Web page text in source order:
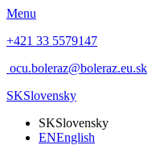
Menu
+421 33 5579147
ocu.boleraz@boleraz.eu.sk
SKSlovensky
SKSlovensky
ENEnglish